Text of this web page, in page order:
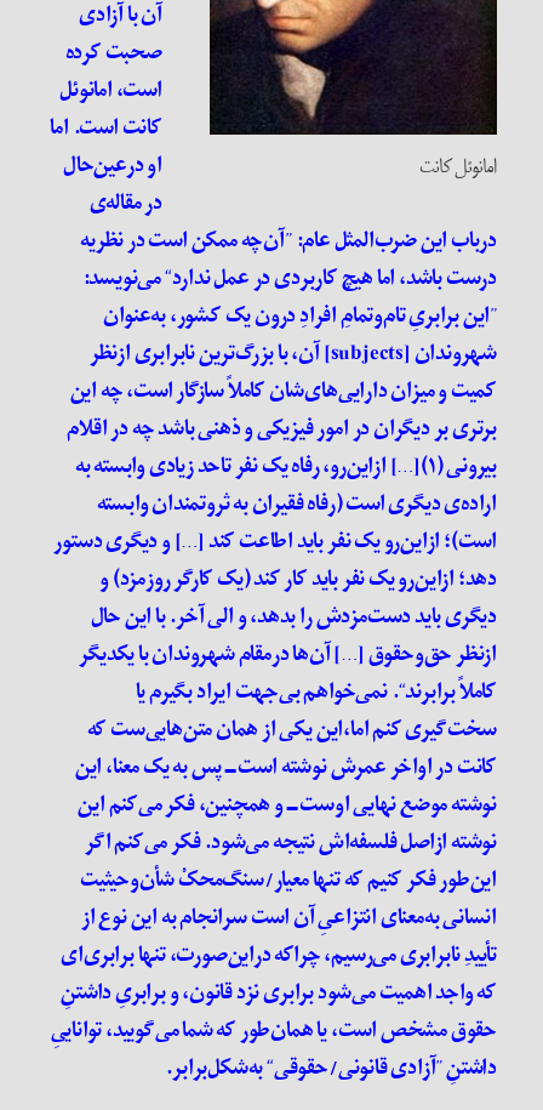
امانوئل کانت
آن با آزادی
صحبت کرده
است، امانوئل
کانت است. اما
او در‌عین‌حال
در مقاله‌ی
در‌باب این ضرب‌المثل‌ عام:”آن‌چه ممکن است در نظریه
درست باشد، اما هیچ کاربردی در عمل ندارد“می‌نویسد:
”این برابریِ تام‌و‌تمامِ افرادِ درون یک کشور، به‌عنوان
شهروندان [subjects] آن، با بزرگ‌ترین نابرابری از‌نظر
کمیت و میزان دارایی‌های‌شان کاملاً سازگار است، چه این
برتری بر دیگران در امور فیزیکی و ذهنی باشد چه در اقلام
بیرونی (۱)[…] از‌این‌رو، رفاه یک نفر تا‌حد‌ زیادی وابسته به
اراده‌ی دیگری است (رفاه فقیران به ثروتمندان وابسته
است)؛ از‌این‌رو یک نفر باید اطاعت کند […] و دیگری دستور
دهد؛ از‌این‌رو یک نفر باید کار کند (یک کار‌گر روز‌مزد) و
دیگری باید دست‌مزد‌ش را بدهد، و الی آخر. با این حال
از‌نظر حق‌و‌حقوق […] آن‌ها در‌مقام شهروندان با یکدیگر
کاملاً برابرند“. نمی‌خواهم بی‌جهت ایراد بگیرم یا
سخت‌گیری کنم اما،این یکی از همان متن‌هایی‌ست که
کانت در اواخر عمرش نوشته است ــ پس به یک‌ معنا، این
نوشته موضع نهایی اوست ــ و همچنین، فکر می‌کنم این
نوشته ازاصل فلسفه‌اش نتیجه می‌شود. فکر می‌کنم اگر
این‌طور فکر کنیم که تنها معیار‌/‌سنگ‌محکْ شأن‌وحیثیت
انسانی به‌معنای انتزاعیِ آن است سرانجام به این نوع از
تأییدِ نا‌برابری می‌رسیم، چرا‌که در‌این‌صورت، تنها برابری‌ای
که واجد اهمیت می‌شود برابری نزد قانون، و برابریِ داشتنِ
حقوق مشخص است، یا همان‌طور که شما می‌گویید، تواناییِ
داشتنِ”آزادی قانونی‌/‌حقوقی“به‌شکل‌برابر.